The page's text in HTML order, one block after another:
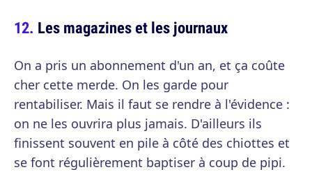
Les magazines et les journaux
On a pris un abonnement d'un an, et ça coûte
cher cette merde. On les garde pour
rentabiliser. Mais il faut se rendre à l'évidence :
on ne les ouvrira plus jamais. D'ailleurs ils
finissent souvent en pile à côté des chiottes et
se font régulièrement baptiser à coup de pipi.